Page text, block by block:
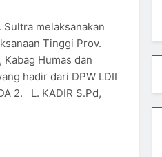
Sultra melaksanakan
Tinggi Prov.
Humas dan
hadir dari DPW LDII
2. L. KADIR S.Pd,